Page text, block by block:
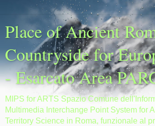
Place of Ancient
Countryside for
- Esarcato Area
MIPS for ARTS Spazio Comune
Multimedia Interchange Point System for
Territory Science in Roma, funzionale al